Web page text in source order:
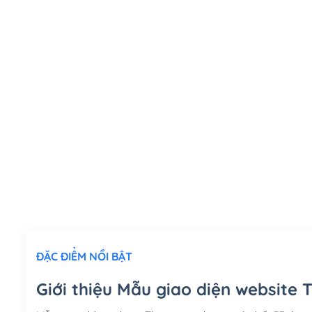
ĐẶC ĐIỂM NỔI BẬT
Giới thiệu Mẫu giao diện website